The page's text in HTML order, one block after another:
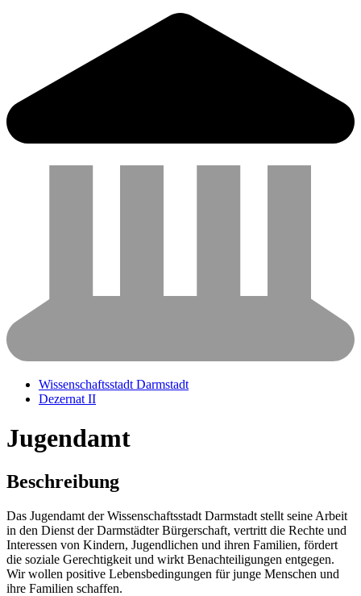
Wissenschaftsstadt Darmstadt
Dezernat II
Jugendamt
Beschreibung
Das Jugendamt der Wissenschaftsstadt Darmstadt stellt seine Arbeit
in den Dienst der Darmstädter Bürgerschaft, vertritt die Rechte und
Interessen von Kindern, Jugendlichen und ihren Familien, fördert
die soziale Gerechtigkeit und wirkt Benachteiligungen entgegen.
Wir wollen positive Lebensbedingungen für junge Menschen und
ihre Familien schaffen.